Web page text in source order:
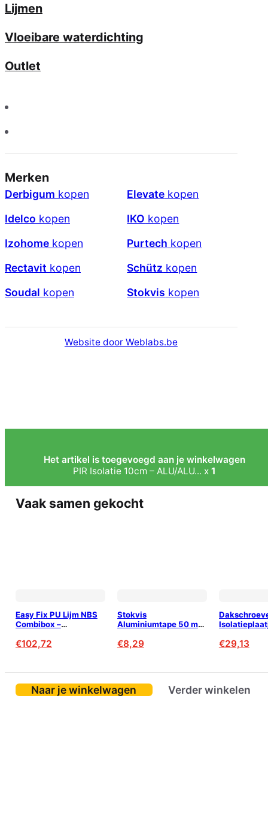
Lijmen
Vloeibare waterdichting
Outlet
Merken
Derbigum kopen Elevate kopen
Idelco kopen IKO kopen
Izohome kopen Purtech kopen
Rectavit kopen Schütz kopen
Soudal kopen Stokvis kopen
Website door Weblabs.be
Het artikel is toegevoegd aan je winkelwagen
PIR Isolatie 10cm – ALU/ALU... x1
Vaak samen gekocht
Easy Fix PU Lijm NBS
Combibox –
Isolatie (120m²)
€102,72
Stokvis
Aluminiumtape 50 mm
voor PIR &
€8,29 €29,13
Naar je winkelwagen Verder winkelen